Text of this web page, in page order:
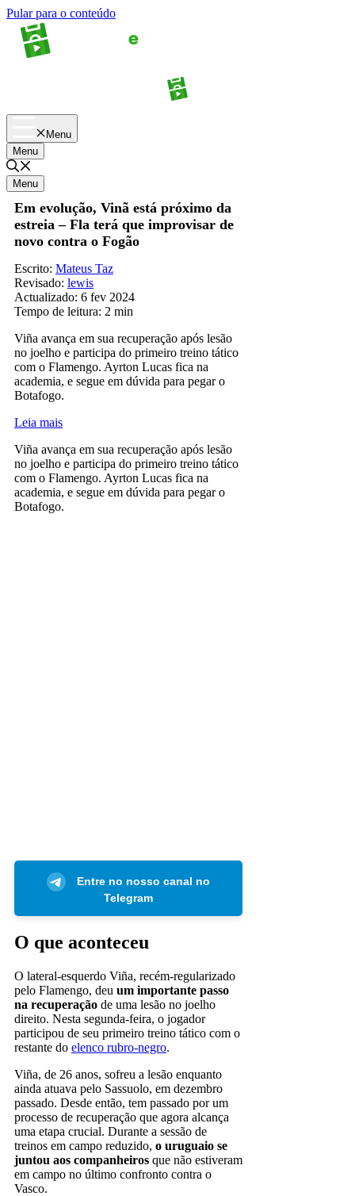
Pular para o conteúdo
Menu
Menu
Menu
Em evolução, Vinã está próximo da
estreia – Fla terá que improvisar de
novo contra o Fogão
Escrito: Mateus Taz
Revisado: lewis
Actualizado: 6 fev 2024
Tempo de leitura: 2 min
Viña avança em sua recuperação após lesão
no joelho e participa do primeiro treino tático
com o Flamengo. Ayrton Lucas fica na
academia, e segue em dúvida para pegar o
Botafogo.
Leia mais
Viña avança em sua recuperação após lesão
no joelho e participa do primeiro treino tático
com o Flamengo. Ayrton Lucas fica na
academia, e segue em dúvida para pegar o
Botafogo.
Entre no nosso canal no
Telegram
O que aconteceu
O lateral-esquerdo Viña, recém-regularizado
pelo Flamengo, deu um importante passo
na recuperação de uma lesão no joelho
direito. Nesta segunda-feira, o jogador
participou de seu primeiro treino tático com o
restante do elenco rubro-negro.
Viña, de 26 anos, sofreu a lesão enquanto
ainda atuava pelo Sassuolo, em dezembro
passado. Desde então, tem passado por um
processo de recuperação que agora alcança
uma etapa crucial. Durante a sessão de
treinos em campo reduzido, o uruguaio se
juntou aos companheiros que não estiveram
em campo no último confronto contra o
Vasco.